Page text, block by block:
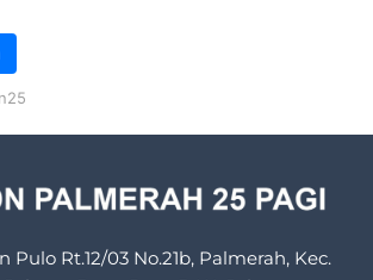
Pulo Rt.12/03 No.21b, Palmerah, Kec.